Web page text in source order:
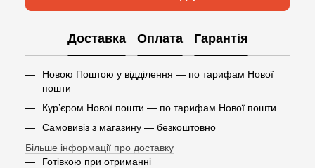
Доставка Оплата Гарантія
Новою Поштою у відділення — по тарифам Нової
пошти
Кур’єром Нової пошти — по тарифам Нової пошти
Самовивіз з магазину — безкоштовно
Більше інформації про доставку
Готівкою при отриманні